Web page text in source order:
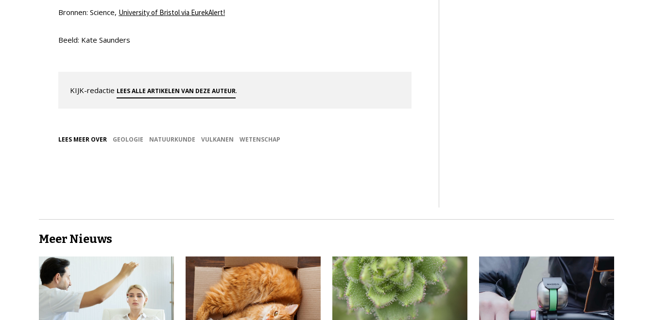
Bronnen: Science, University of Bristol via EurekAlert!
Beeld: Kate Saunders
KIJK-redactie LEES ALLE ARTIKELEN VAN DEZE AUTEUR.
LEES MEER OVER GEOLOGIE NATUURKUNDE VULKANEN WETENSCHAP
Meer Nieuws